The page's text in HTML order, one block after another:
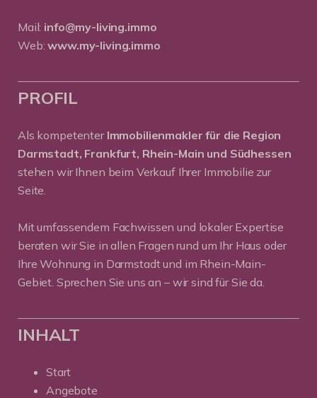
Mail: info@my-living.immo
Web:www.my-living.immo
PROFIL
Als kompetenter Immobilienmakler für die Region
Darmstadt, Frankfurt, Rhein-Main und Südhessen
stehen wir Ihnen beim Verkauf Ihrer Immobilie zur
Seite.
Mit umfassendem Fachwissen und lokaler Expertise
beraten wir Sie in allen Fragen rund um Ihr Haus oder
Ihre Wohnung in Darmstadt und im Rhein-Main-
Gebiet. Sprechen Sie uns an – wir sind für Sie da.
INHALT
Start
Angebote